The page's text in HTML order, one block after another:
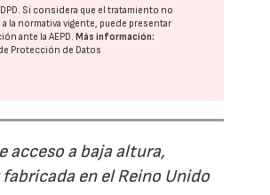
. Si considera que el tratamiento no
a la normativa vigente, puede presentar
ante laAEPD. Más información:
Protección de Datos
acceso a baja altura,
en el Reino Unido